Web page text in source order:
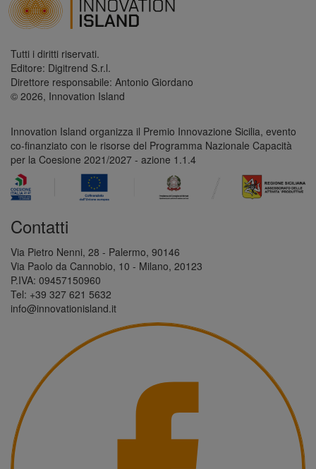
Tutti i diritti riservati.
Editore: Digitrend S.r.l.
Direttore responsabile: Antonio Giordano
© 2026, Innovation Island
Innovation Island organizza il Premio Innovazione Sicilia, evento
co-finanziato con le risorse del Programma Nazionale Capacità
per la Coesione 2021/2027 - azione 1.1.4
Contatti
Via Pietro Nenni, 28 - Palermo, 90146
Via Paolo da Cannobio, 10 - Milano, 20123
P.IVA: 09457150960
Tel: +39 327 621 5632
info@innovationisland.it